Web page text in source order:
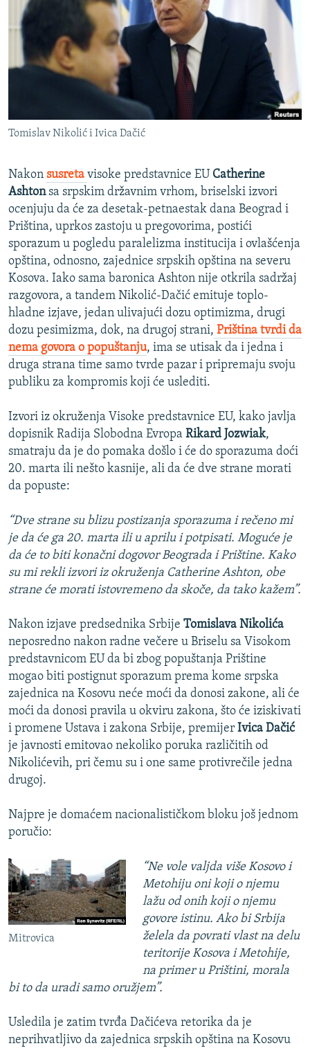
ISPRIČAJ MI
DNEVNO@RSE
SPECIJALI RSE
VIŠE OD NASLOVA
POPLAVE I KLIZIŠTA U BIH 2024.
POST SCRIPTUM
MOJA EVROPA
TRI DECENIJE OD RATA U BIH
SVE KARTE DEJTONA
NASTANAK I RASPAD JUGOSLAVIJE
Sve RFE/RL stranice
Tomislav Nikolić i Ivica Dačić
Nakon susreta visoke predstavnice EU Catherine
Ashtonsa srpskim državnim vrhom, briselski izvori
ocenjuju da će za desetak-petnaestak dana Beograd i
Priština, uprkos zastoju u pregovorima, postići
sporazum u pogledu paralelizma institucija i ovlašćenja
opština, odnosno, zajednice srpskih opština na severu
Kosova. Iako sama baronica Ashton nije otkrila sadržaj
razgovora, a tandem Nikolić-Dačić emituje toplo-
hladne izjave, jedan ulivajući dozu optimizma, drugi
dozu pesimizma, dok, na drugoj strani, Priština tvrdi da
nema govora o popuštanju, ima se utisak da i jedna i
druga strana time samo tvrde pazar i pripremaju svoju
publiku za kompromis koji će uslediti.
Izvori iz okruženja Visoke predstavnice EU, kako javlja
dopisnik Radija Slobodna Evropa Rikard Jozwiak,
smatraju da je do pomaka došlo i će do sporazuma doći
20. marta ili nešto kasnije, ali da će dve strane morati
da popuste:
“Dve strane su blizu postizanja sporazuma i rečeno mi
je da će ga 20. marta ili u aprilu i potpisati. Moguće je
da će to biti konačni dogovor Beograda i Prištine. Kako
su mi rekli izvori iz okruženja Catherine Ashton, obe
strane će morati istovremeno da skoče, da tako kažem”.
Nakon izjave predsednika Srbije Tomislava Nikolića
neposredno nakon radne večere u Briselu sa Visokom
predstavnicom EU da bi zbog popuštanja Prištine
mogao biti postignut sporazum prema kome srpska
zajednica na Kosovu neće moći da donosi zakone, ali će
moći da donosi pravila u okviru zakona, što će iziskivati
i promene Ustava i zakona Srbije, premijer Ivica Dačić
je javnosti emitovao nekoliko poruka različitih od
Nikolićevih, pri čemu su i one same protivrečile jedna
drugoj.
Najpre je domaćem nacionalističkom bloku još jednom
poručio:
Mitrovica
“Ne vole valjda više Kosovo i
Metohiju oni koji o njemu
lažu od onih koji o njemu
govore istinu. Ako bi Srbija
želela da povrati vlast na delu
teritorije Kosova i Metohije,
na primer u Prištini, morala
bi to da uradi samo oružjem”.
Usledila je zatim tvrđa Dačićeva retorika da je
neprihvatljivo da zajednica srpskih opština na Kosovu